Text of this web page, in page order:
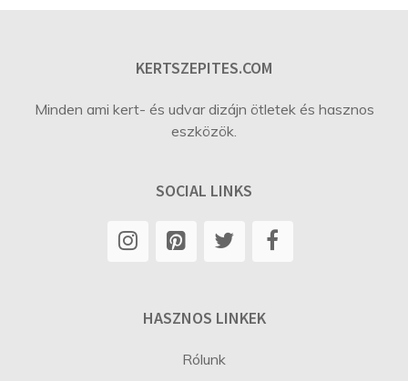
KERTSZEPITES.COM
Minden ami kert- és udvar dizájn ötletek és hasznos
eszközök.
SOCIAL LINKS
HASZNOS LINKEK
Rólunk